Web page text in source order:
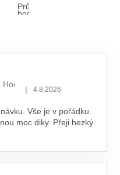
Průměrné
hodnocení
Hodnocení obchodu je 5 z 5
| 4.8.2026
Vše je v pořádku.
moc diky. Přeji hezký